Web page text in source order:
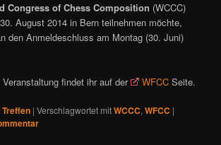
Congress of Chess Composition (WCCC)
August 2014 in Bern teilnehmen möchte,
den Anmeldeschluss am Montag (30. Juni)
Veranstaltung findet ihr auf der WFCC Seite.
Treffen |Verschlagwortet mitWCCC,WFCC |